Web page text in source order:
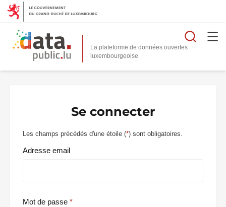
La plateforme de données ouvertes
Se connecter
Les champs précédés d'une étoile (*) sont obligatoires.
Adresse email
Mot de passe